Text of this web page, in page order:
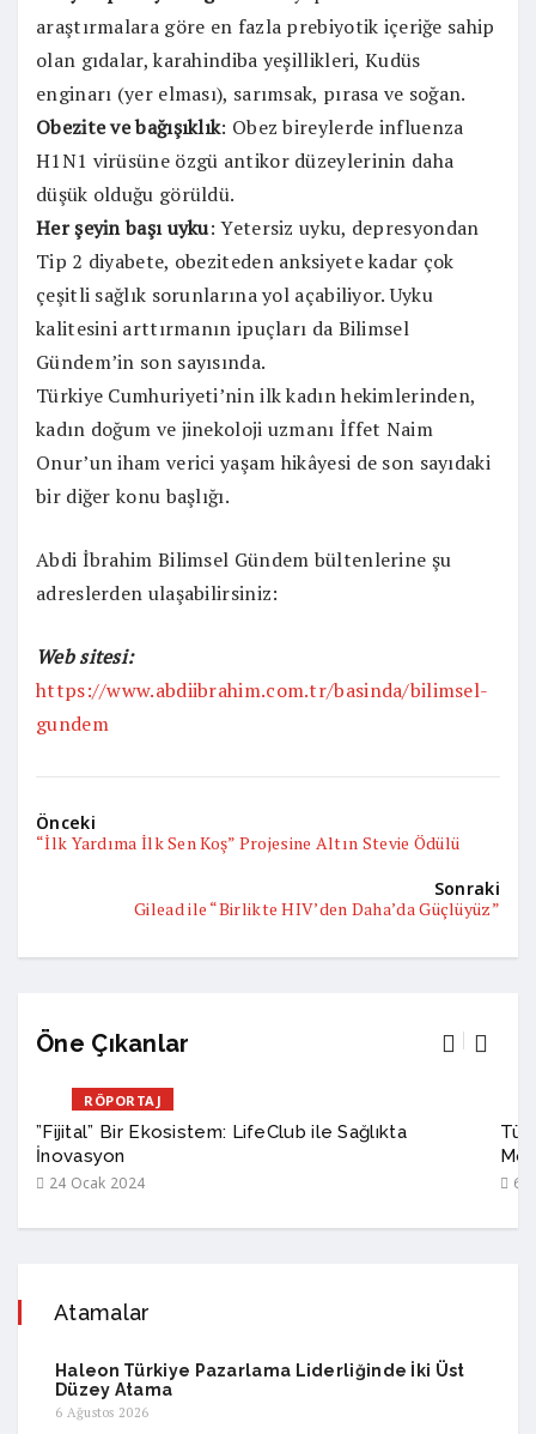
araştırmalara göre en fazla prebiyotik içeriğe sahip
olan gıdalar, karahindiba yeşillikleri, Kudüs
enginarı (yer elması), sarımsak, pırasa ve soğan.
Obezite ve bağışıklık: Obez bireylerde influenza
H1N1 virüsüne özgü antikor düzeylerinin daha
düşük olduğu görüldü.
Her şeyin başı uyku: Yetersiz uyku, depresyondan
Tip 2 diyabete, obeziteden anksiyete kadar çok
çeşitli sağlık sorunlarına yol açabiliyor. Uyku
kalitesini arttırmanın ipuçları da Bilimsel
Gündem’in son sayısında.
Türkiye Cumhuriyeti’nin ilk kadın hekimlerinden,
kadın doğum ve jinekoloji uzmanı İffet Naim
Onur’un iham verici yaşam hikâyesi de son sayıdaki
bir diğer konu başlığı.
Abdi İbrahim Bilimsel Gündem bültenlerine şu
adreslerden ulaşabilirsiniz:
Web sitesi:
https://www.abdiibrahim.com.tr/basinda/bilimsel-
gundem
Önceki
“İlk Yardıma İlk Sen Koş” Projesine Altın Stevie Ödülü
Sonraki
Gilead ile “Birlikte HIV’den Daha’da Güçlüyüz”
Öne Çıkanlar
RÖPORTAJ
”Fijital” Bir Ekosistem: LifeClub ile Sağlıkta
İnovasyon
24 Ocak 2024 6
Atamalar
Haleon Türkiye Pazarlama Liderliğinde İki Üst
Düzey Atama
6 Ağustos 2026